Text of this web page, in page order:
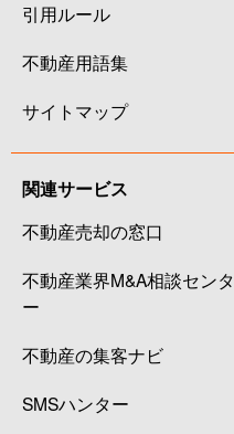
引用ルール
不動産用語集
サイトマップ
関連サービス
不動産売却の窓口
不動産業界M&A相談センタ
ー
不動産の集客ナビ
SMSハンター